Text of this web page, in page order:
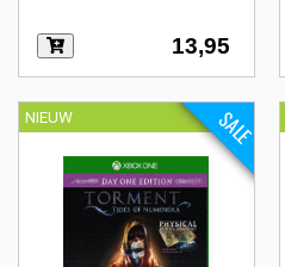
13,95
NIEUW SALE